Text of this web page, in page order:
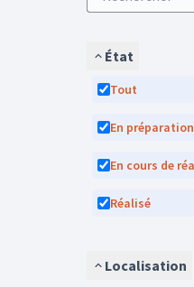
État
Tout
En préparation
En cours de
Réalisé
Localisation